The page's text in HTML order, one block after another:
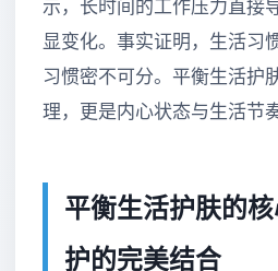
示，长时间的工作压力直接
显变化。事实证明，生活习
习惯密不可分。平衡生活护
理，更是内心状态与生活节
平衡生活护肤的
护的完美结合